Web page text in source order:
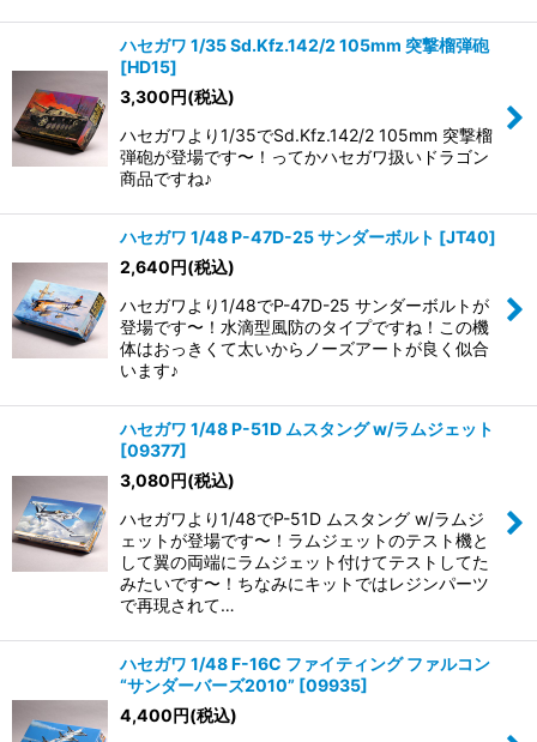
ハセガワ 1/35 Sd.Kfz.142/2 105mm 突撃榴弾砲
[HD15]
3,300円(税込)
ハセガワより1/35でSd.Kfz.142/2 105mm 突撃榴
弾砲が登場です〜！ってかハセガワ扱いドラゴン
商品ですね♪
ハセガワ 1/48 P-47D-25 サンダーボルト [JT40]
2,640円(税込)
ハセガワより1/48でP-47D-25 サンダーボルトが
登場です〜！水滴型風防のタイプですね！この機
体はおっきくて太いからノーズアートが良く似合
います♪
ハセガワ 1/48 P-51D ムスタング w/ラムジェット
[09377]
3,080円(税込)
ハセガワより1/48でP-51D ムスタング w/ラムジ
ェットが登場です〜！ラムジェットのテスト機と
して翼の両端にラムジェット付けてテストしてた
みたいです〜！ちなみにキットではレジンパーツ
で再現されて…
ハセガワ 1/48 F-16C ファイティング ファルコン
“サンダーバーズ2010” [09935]
4,400円(税込)